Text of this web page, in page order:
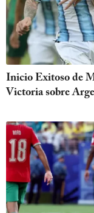
Inicio Exitoso de
Victoria sobre